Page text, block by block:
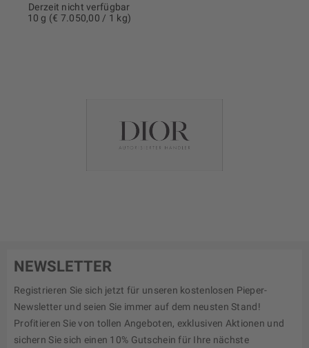
Derzeit nicht verfügbar
10 g (€ 7.050,00 / 1 kg)
NEWSLETTER
Registrieren Sie sich jetzt für unseren kostenlosen Pieper-
Newsletter und seien Sie immer auf dem neusten Stand!
Profitieren Sie von tollen Angeboten, exklusiven Aktionen und
sichern Sie sich einen 10% Gutschein für Ihre nächste